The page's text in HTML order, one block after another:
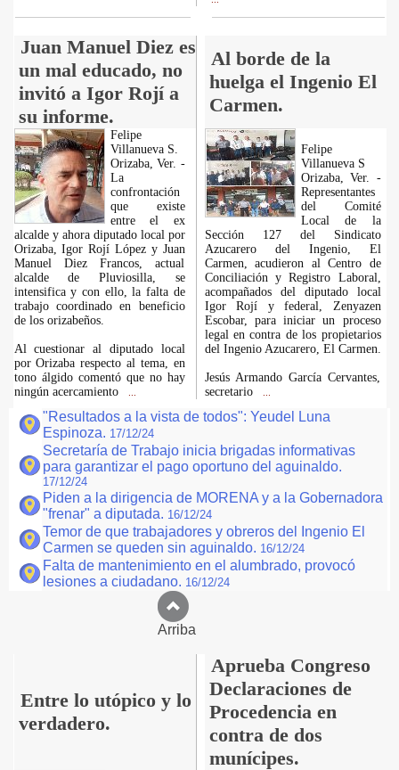
Juan Manuel Diez es
un mal educado, no
invitó a Igor Rojí a
su informe.
Al borde de la
huelga el Ingenio El
Carmen.
Felipe
Villanueva S.
Orizaba, Ver. -
La
confrontación
que existe
entre el ex
alcalde y ahora diputado local por
Orizaba, Igor Rojí López y Juan
Manuel Diez Francos, actual
alcalde de Pluviosilla, se
intensifica y con ello, la falta de
trabajo coordinado en beneficio
de los orizabeños.
Al cuestionar al diputado local
por Orizaba respecto al tema, en
tono álgido comentó que no hay
ningún acercamiento
Felipe
Villanueva S
Orizaba, Ver. -
Representantes
del Comité
Local de la
Sección 127 del Sindicato
Azucarero del Ingenio, El
Carmen, acudieron al Centro de
Conciliación y Registro Laboral,
acompañados del diputado local
Igor Rojí y federal, Zenyazen
Escobar, para iniciar un proceso
legal en contra de los propietarios
del Ingenio Azucarero, El Carmen.
Jesús Armando García Cervantes,
secretario
"Resultados a la vista de todos": Yeudel Luna
Espinoza. 17/12/24
Secretaría de Trabajo inicia brigadas informativas
para garantizar el pago oportuno del aguinaldo.
17/12/24
Piden a la dirigencia de MORENA y a la Gobernadora
"frenar" a diputada. 16/12/24
Temor de que trabajadores y obreros del Ingenio El
Carmen se queden sin aguinaldo. 16/12/24
Falta de mantenimiento en el alumbrado, provocó
lesiones a ciudadano. 16/12/24
Arriba
Entre lo utópico y lo
verdadero.
Aprueba Congreso
Declaraciones de
Procedencia en
contra de dos
munícipes.